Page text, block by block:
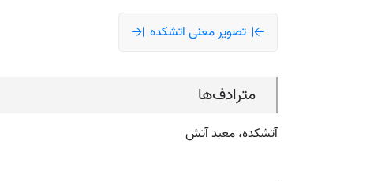
تصویر معنی اتشکده
مترادف‌ها
آتشکده، معبد آتش